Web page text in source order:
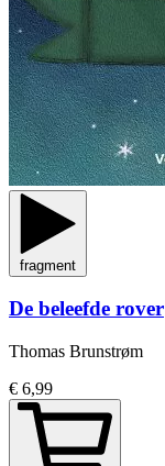
fragment
De beleefde rover
Thomas Brunstrøm
€ 6,99